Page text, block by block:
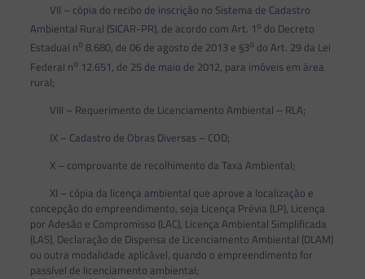
VII – cópia do recibo de inscrição no Sistema de Cadastro
Ambiental Rural (SICAR-PR), de acordo com Art. 1o do Decreto
Estadual no 8.680, de 06 de agosto de 2013 e §3o do Art. 29 da Lei
Federal no 12.651, de 25 de maio de 2012, para imóveis em área
rural;
VIII – Requerimento de Licenciamento Ambiental – RLA;
IX – Cadastro de Obras Diversas – COD;
X – comprovante de recolhimento da Taxa Ambiental;
XI – cópia da licença ambiental que aprove a localização e
concepção do empreendimento, seja Licença Prévia (LP), Licença
por Adesão e Compromisso (LAC), Licença Ambiental Simplificada
(LAS), Declaração de Dispensa de Licenciamento Ambiental (DLAM)
ou outra modalidade aplicável, quando o empreendimento for
passível de licenciamento ambiental;